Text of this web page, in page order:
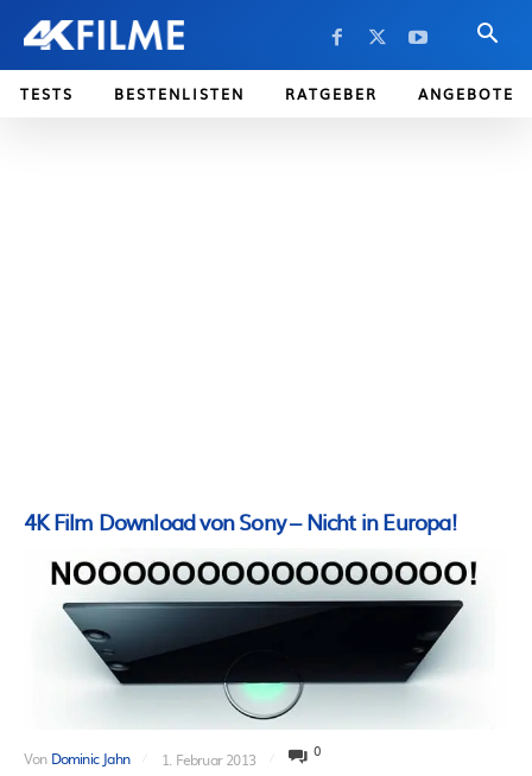
TESTS BESTENLISTEN RATGEBER ANGEBOTE
4K Film Download von Sony – Nicht in Europa!
Von Dominic Jahn 1. Februar 2013 0